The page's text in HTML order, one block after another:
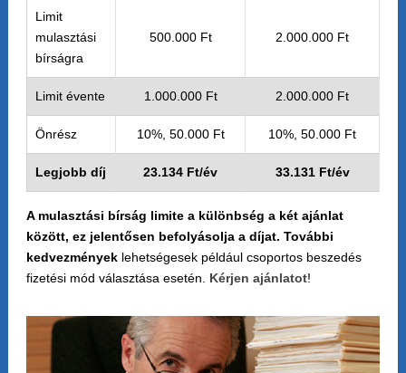
Limit
mulasztási
bírságra
500.000 Ft 2.000.000 Ft
Limit évente 1.000.000 Ft 2.000.000 Ft
Önrész 10%, 50.000 Ft 10%, 50.000 Ft
Legjobb díj 23.134 Ft/év 33.131 Ft/év
A mulasztási bírság limite a különbség a két ajánlat
között, ez jelentősen befolyásolja a díjat. További
kedvezmények lehetségesek például csoportos beszedés
fizetési mód választása esetén. Kérjen ajánlatot!